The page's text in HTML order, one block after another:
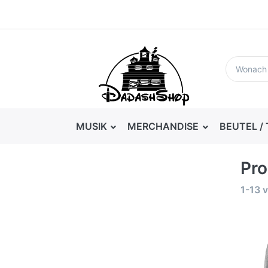
MUSIK MERCHANDISE BEUTEL /
1-13